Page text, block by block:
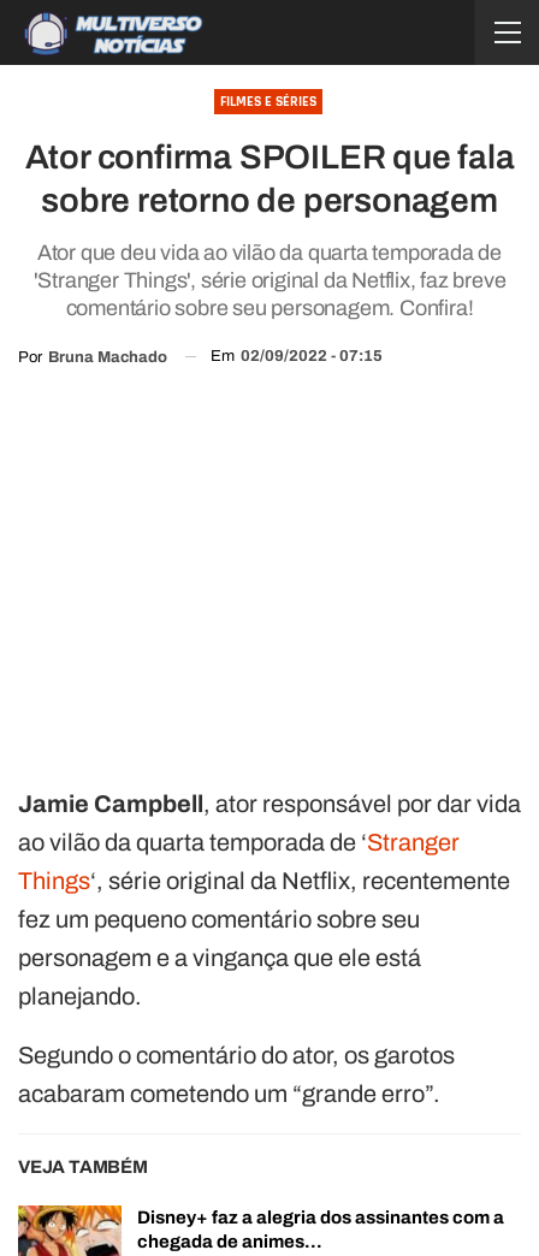
FILMES E SÉRIES
Ator confirma SPOILER que fala
sobre retorno de personagem
Ator que deu vida ao vilão da quarta temporada de
'Stranger Things', série original da Netflix, faz breve
comentário sobre seu personagem. Confira!
Por Bruna Machado Em 02/09/2022 - 07:15
Jamie Campbell, ator responsável por dar vida
ao vilão da quarta temporada de ‘Stranger
Things‘, série original da Netflix, recentemente
fez um pequeno comentário sobre seu
personagem e a vingança que ele está
planejando.
Segundo o comentário do ator, os garotos
acabaram cometendo um “grande erro”.
VEJA TAMBÉM
Disney+ faz a alegria dos assinantes com a
chegada de animes…